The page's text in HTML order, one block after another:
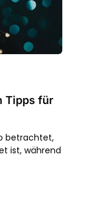
Tipps für
betrachtet,
ist, während